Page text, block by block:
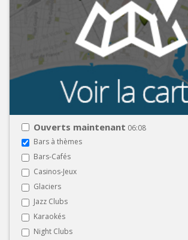
Ouverts maintenant 06:08
Bars à thèmes
Bars-Cafés
Casinos-Jeux
Glaciers
Jazz Clubs
Karaokés
Night Clubs